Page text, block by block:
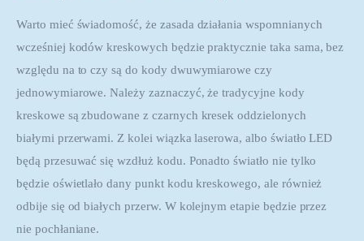
Warto mieć świadomość, że zasada działania wspomnianych
wcześniej kodów kreskowych będzie praktycznie taka sama, bez
względu na to czy są do kody dwuwymiarowe czy
jednowymiarowe. Należy zaznaczyć, że tradycyjne kody
kreskowe są zbudowane z czarnych kresek oddzielonych
białymi przerwami. Z kolei wiązka laserowa, albo światło LED
będą przesuwać się wzdłuż kodu. Ponadto światło nie tylko
będzie oświetlało dany punkt kodu kreskowego, ale również
odbije się od białych przerw. W kolejnym etapie będzie przez
nie pochłaniane.